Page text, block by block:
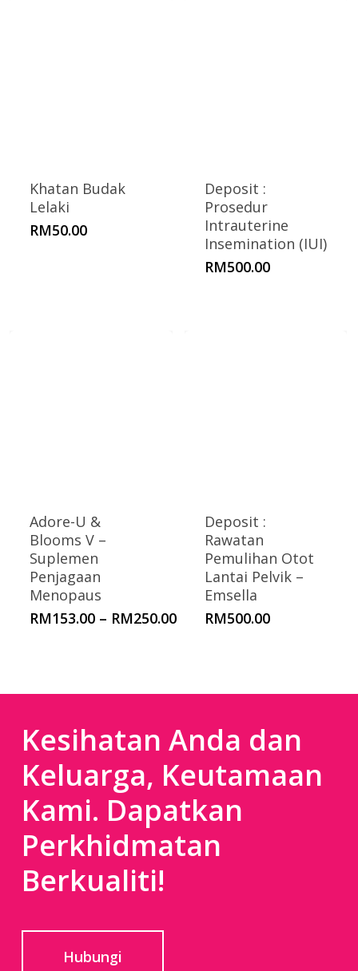
Khatan Budak
Lelaki
RM50.00
Deposit :
Prosedur
Intrauterine
Insemination (IUI)
RM500.00
Adore-U &
Blooms V –
Suplemen
Penjagaan
Menopaus
RM153.00 – RM250.00Price
Deposit :
Rawatan
Pemulihan Otot
Lantai Pelvik –
Emsella
RM500.00
Kesihatan Anda dan
Keluarga, Keutamaan
Kami. Dapatkan
Perkhidmatan
Berkualiti!
Hubungi